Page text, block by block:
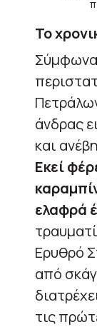
Το
άνδρας
και
Εκεί
ελαφρά
Ερυθρό
από
τις